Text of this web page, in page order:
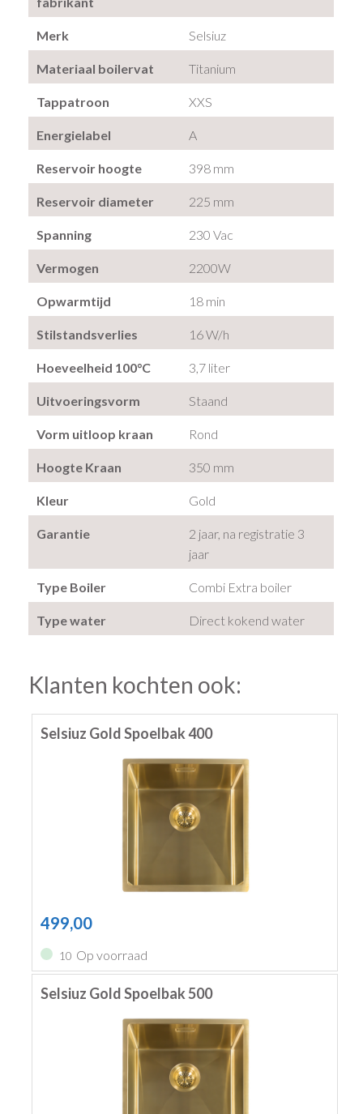
Merk Selsiuz
Materiaal boilervat Titanium
Tappatroon XXS
Energielabel A
Reservoir hoogte 398 mm
Reservoir diameter 225 mm
Spanning 230 Vac
Vermogen 2200W
Opwarmtijd 18 min
Stilstandsverlies 16 W/h
Hoeveelheid 100°C 3,7 liter
Uitvoeringsvorm Staand
Vorm uitloop kraan Rond
Hoogte Kraan 350 mm
Kleur Gold
Garantie
2 jaar, na registratie 3
jaar
Type Boiler Combi Extra boiler
Type water Direct kokend water
Klanten kochten ook:
Selsiuz Gold Spoelbak 400
499,00
10 Op voorraad
Selsiuz Gold Spoelbak 500